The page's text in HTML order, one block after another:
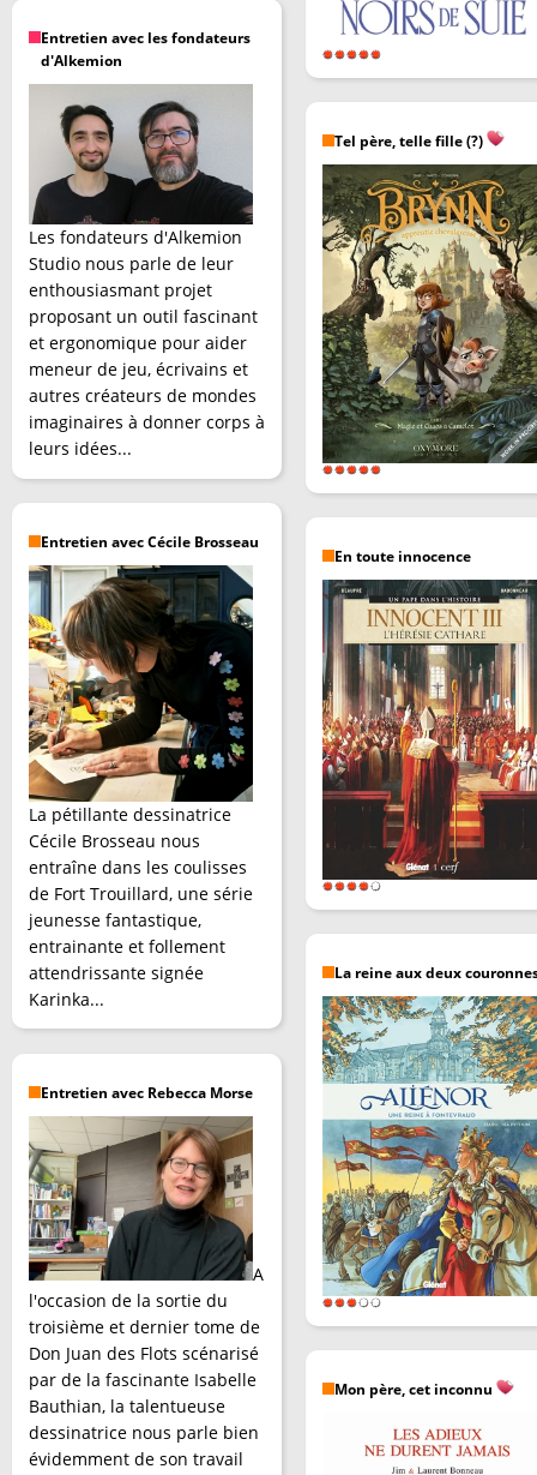
Entretien avec les fondateurs
d'Alkemion
Les fondateurs d'Alkemion
Studio nous parle de leur
enthousiasmant projet
proposant un outil fascinant
et ergonomique pour aider
meneur de jeu, écrivains et
autres créateurs de mondes
imaginaires à donner corps à
leurs idées...
Entretien avec Cécile Brosseau
La pétillante dessinatrice
Cécile Brosseau nous
entraîne dans les coulisses
de Fort Trouillard, une série
jeunesse fantastique,
entrainante et follement
attendrissante signée
Karinka...
Entretien avec Rebecca Morse
A
l'occasion de la sortie du
troisième et dernier tome de
Don Juan des Flots scénarisé
par de la fascinante Isabelle
Bauthian, la talentueuse
dessinatrice nous parle bien
évidemment de son travail
Tel père, telle fille (?)
En toute innocence
La reine aux deux
Mon père, cet inconnu